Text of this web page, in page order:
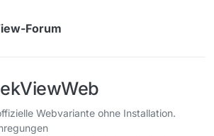
Forum
Webvariante ohne Installation.